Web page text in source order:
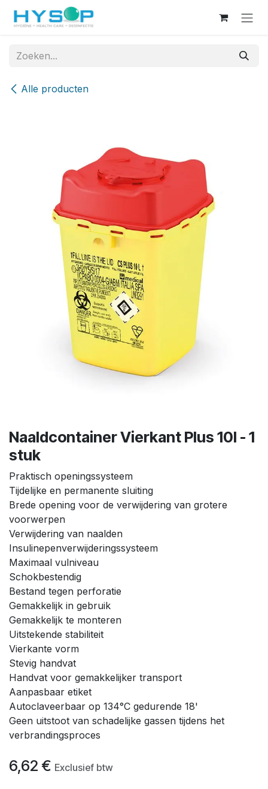
Overslaan naar inhoud
Alle producten
Naaldcontainer Vierkant Plus 10l - 1
stuk
Praktisch openingssysteem
Tijdelijke en permanente sluiting
Brede opening voor de verwijdering van grotere
voorwerpen
Verwijdering van naalden
Insulinepenverwijderingssysteem
Maximaal vulniveau
Schokbestendig
Bestand tegen perforatie
Gemakkelijk in gebruik
Gemakkelijk te monteren
Uitstekende stabiliteit
Vierkante vorm
Stevig handvat
Handvat voor gemakkelijker transport
Aanpasbaar etiket
Autoclaveerbaar op 134°C gedurende 18'
Geen uitstoot van schadelijke gassen tijdens het
verbrandingsproces
6,62 € Exclusief btw